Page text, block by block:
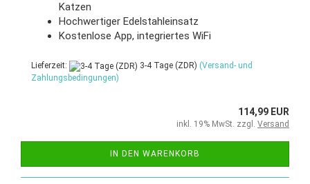
Katzen
Hochwertiger Edelstahleinsatz
Kostenlose App, integriertes WiFi
Lieferzeit: 3-4 Tage (ZDR) (Versand- und
Zahlungsbedingungen)
114,99 EUR
inkl. 19% MwSt. zzgl. Versand
IN DEN WARENKORB